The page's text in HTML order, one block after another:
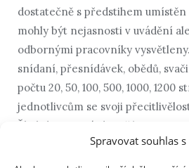
Spravovat souhlas
dostatečně s předstihem umístěn
mohly být nejasnosti v uvádění
odbornými pracovníky
snídaní, přesnídávek, obědů,
počtu 20, 50, 100, 500, 1000, 1200
jednotlivcům se svoji
Školní stravování zajišťuje
studentů podle jednotlivých
výživových požadavků. Nelze